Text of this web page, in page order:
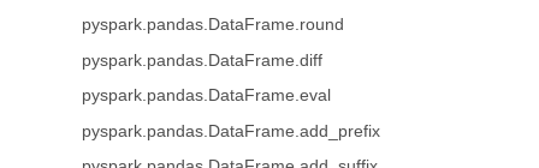
pyspark.pandas.DataFrame.round
pyspark.pandas.DataFrame.diff
pyspark.pandas.DataFrame.eval
pyspark.pandas.DataFrame.add_prefix